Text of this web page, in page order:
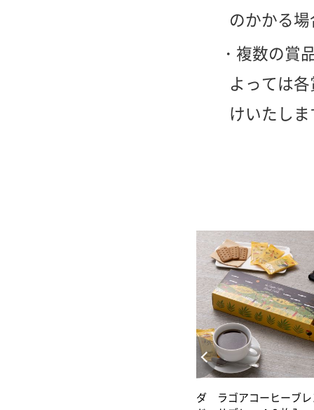
のかかる
複数の賞
よっては
けいたしま
ダ ラゴアコーヒーブレ